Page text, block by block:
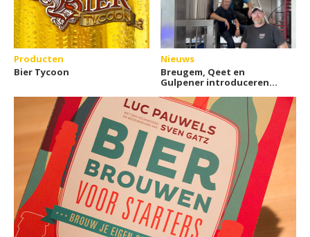
Producten
Bier Tycoon
Nieuws
Breugem, Qeet en
Gulpener introduceren